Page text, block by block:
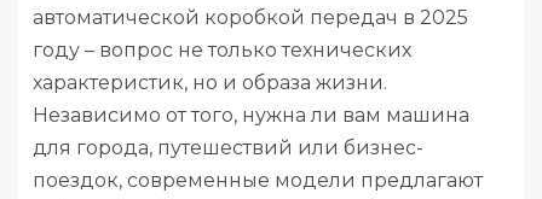
автоматической коробкой передач в 2025
году – вопрос не только технических
характеристик, но и образа жизни.
Независимо от того, нужна ли вам машина
для города, путешествий или бизнес-
поездок, современные модели предлагают